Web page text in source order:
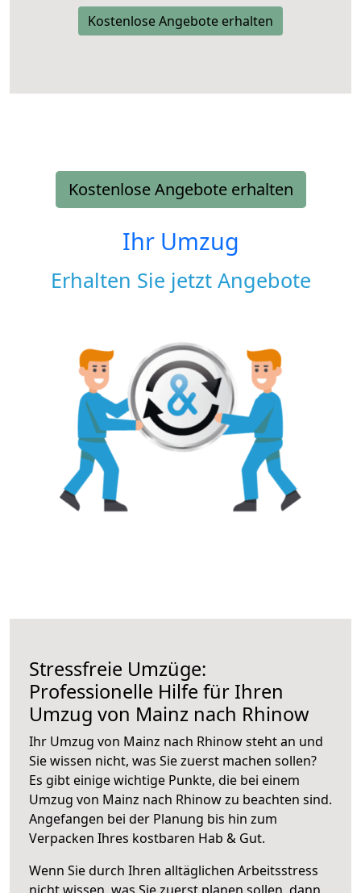
Kostenlose Angebote erhalten
Kostenlose Angebote erhalten
Ihr Umzug
Erhalten Sie jetzt Angebote
Stressfreie Umzüge:
Professionelle Hilfe für Ihren
Umzug von Mainz nach Rhinow
Ihr Umzug von Mainz nach Rhinow steht an und
Sie wissen nicht, was Sie zuerst machen sollen?
Es gibt einige wichtige Punkte, die bei einem
Umzug von Mainz nach Rhinow zu beachten sind.
Angefangen bei der Planung bis hin zum
Verpacken Ihres kostbaren Hab & Gut.
Wenn Sie durch Ihren alltäglichen Arbeitsstress